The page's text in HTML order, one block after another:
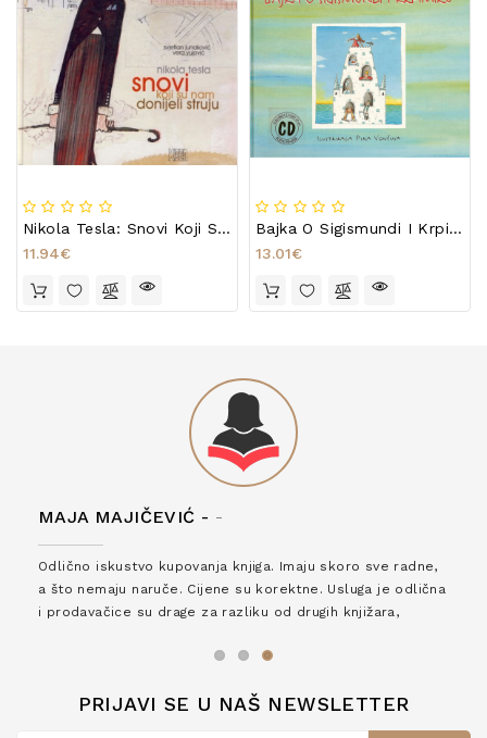
Nikola Tesla: Snovi Koji Su Nam Donijeli Struju
11.94€
Bajka O Sigismundi I Krpimiru
13.01€
MAJA MAJIČEVIĆ - -
Odlično iskustvo kupovanja knjiga. Imaju skoro sve radne,
a što nemaju naruče. Cijene su korektne. Usluga je odlična
i prodavačice su drage za razliku od drugih knjižara,
PRIJAVI SE U NAŠ NEWSLETTER